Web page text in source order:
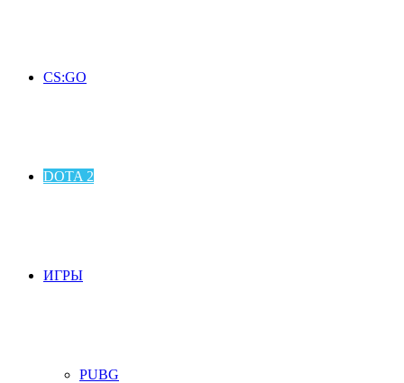
CS:GO
DOTA 2
ИГРЫ
PUBG